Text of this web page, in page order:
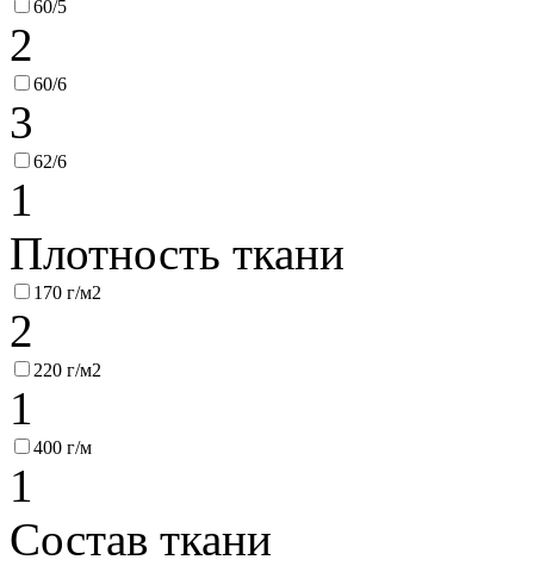
60/5
2
60/6
3
62/6
1
Плотность ткани
170 г/м2
2
220 г/м2
1
400 г/м
1
Состав ткани